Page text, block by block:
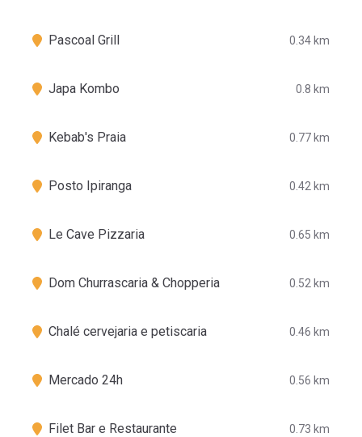
Pascoal Grill 0.34 km
Japa Kombo 0.8 km
Kebab's Praia 0.77 km
Posto Ipiranga 0.42 km
Le Cave Pizzaria 0.65 km
Dom Churrascaria & Chopperia 0.52 km
Chalé cervejaria e petiscaria 0.46 km
Mercado 24h 0.56 km
Filet Bar e Restaurante 0.73 km